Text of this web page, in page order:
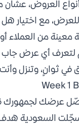
العروض، عشان
مع اختيار
من العملاء أو
لتعرف أي عرض
في ثوانٍ، وتنزل
عرضك لجمهورك